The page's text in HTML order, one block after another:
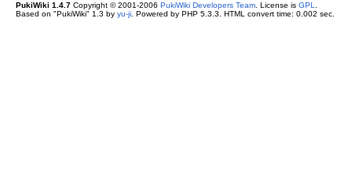
PukiWiki 1.4.7Copyright © 2001-2006 PukiWiki Developers Team. License is GPL
Based on "PukiWiki" 1.3 by yu-ji. Powered by PHP 5.3.3. HTML convert time: 0.002 sec.